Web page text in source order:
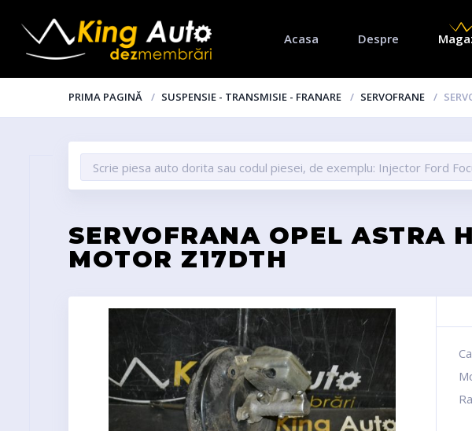
Acasa Despre
PRIMA PAGINĂ SUSPENSIE - TRANSMISIE - FRANARE SERVOFRANE
SERVOFRANA OPEL ASTRA
MOTOR Z17DTH